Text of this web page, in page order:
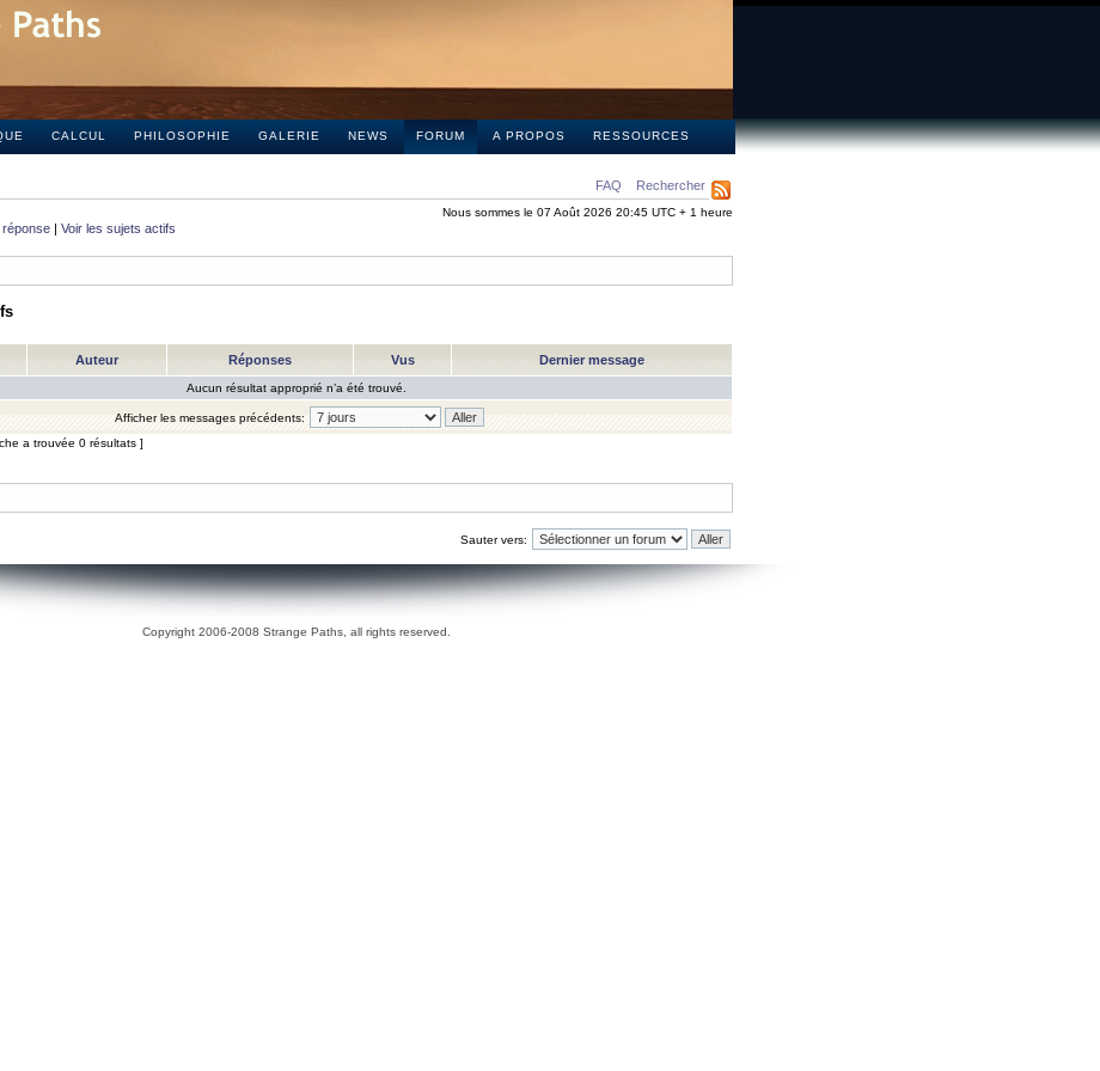
CALCUL PHILOSOPHIE GALERIE NEWS FORUM A PROPOS RESSOURCES
FAQ Rechercher
Nous sommes le 07 Août 2026 20:45 UTC + 1 heure
| Voir les sujets actifs
Auteur Réponses Vus Dernier message
Aucun résultat approprié n’a été trouvé.
Afficher les messages précédents:
a trouvée 0 résultats ]
Sauter vers:
Copyright 2006-2008 Strange Paths, all rights reserved.